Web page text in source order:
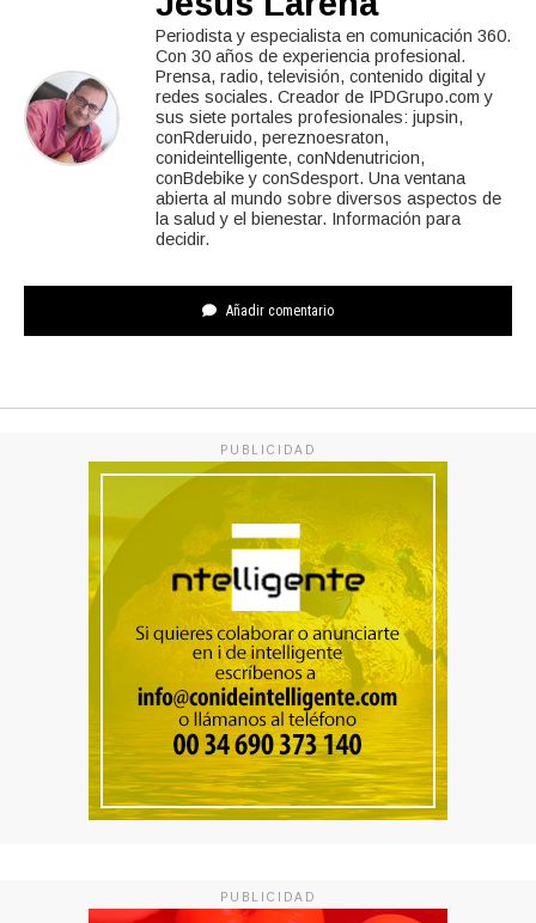
Periodista y especialista en comunicación 360.
Con 30 años de experiencia profesional.
Prensa, radio, televisión, contenido digital y
redes sociales. Creador de IPDGrupo.com y
sus siete portales profesionales: jupsin,
conRderuido, pereznoesraton,
conideintelligente, conNdenutricion,
conBdebike y conSdesport. Una ventana
abierta al mundo sobre diversos aspectos de
la salud y el bienestar. Información para
decidir.
Añadir comentario
PUBLICIDAD
PUBLICIDAD